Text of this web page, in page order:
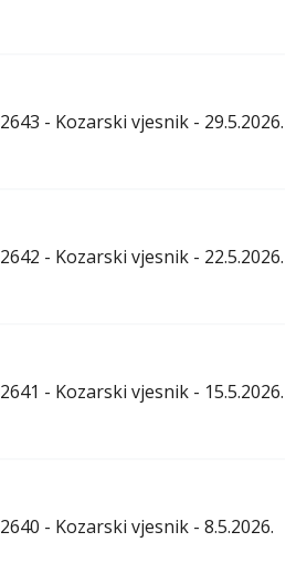
2643 - Kozarski vjesnik - 29.5.2026.
2642 - Kozarski vjesnik - 22.5.2026.
2641 - Kozarski vjesnik - 15.5.2026.
2640 - Kozarski vjesnik - 8.5.2026.